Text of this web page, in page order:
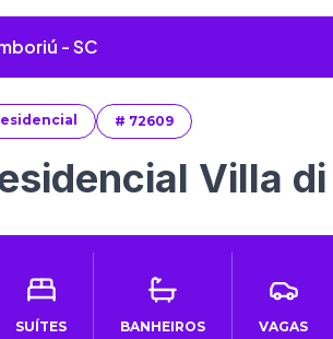
- SC
# 72609
Villa
SUÍTES BANHEIROS VAGAS